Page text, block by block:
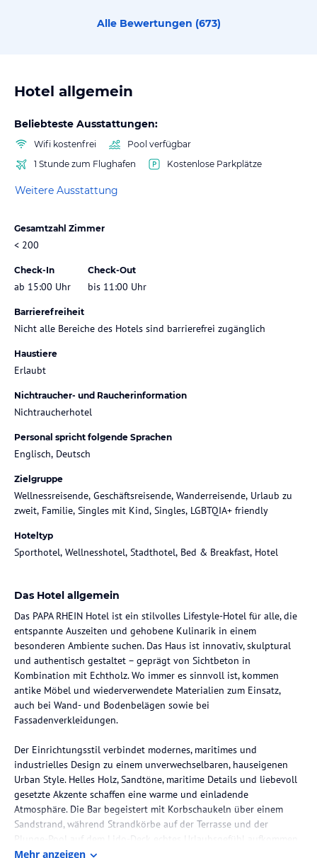
Alle Bewertungen (673)
Hotel allgemein
Beliebteste Ausstattungen:
Wifi kostenfrei
Pool verfügbar
1 Stunde zum Flughafen
Kostenlose Parkplätze
Weitere Ausstattung
Gesamtzahl Zimmer
< 200
Check-In
ab 15:00 Uhr
Check-Out
bis 11:00 Uhr
Barrierefreiheit
Nicht alle Bereiche des Hotels sind barrierefrei zugänglich
Haustiere
Erlaubt
Nichtraucher- und Raucherinformation
Nichtraucherhotel
Personal spricht folgende Sprachen
Englisch, Deutsch
Zielgruppe
Wellnessreisende, Geschäftsreisende, Wanderreisende, Urlaub zu
zweit, Familie, Singles mit Kind, Singles, LGBTQIA+ friendly
Hoteltyp
Sporthotel, Wellnesshotel, Stadthotel, Bed & Breakfast, Hotel
Das Hotel allgemein
Das PAPA RHEIN Hotel ist ein stilvolles Lifestyle-Hotel für alle, die
entspannte Auszeiten und gehobene Kulinarik in einem
besonderen Ambiente suchen. Das Haus ist innovativ, skulptural
und authentisch gestaltet – geprägt von Sichtbeton in
Kombination mit Echtholz. Wo immer es sinnvoll ist, kommen
antike Möbel und wiederverwendete Materialien zum Einsatz,
auch bei Wand- und Bodenbelägen sowie bei
Fassadenverkleidungen.
Der Einrichtungsstil verbindet modernes, maritimes und
industrielles Design zu einem unverwechselbaren, hauseigenen
Urban Style. Helles Holz, Sandtöne, maritime Details und liebevoll
gesetzte Akzente schaffen eine warme und einladende
Atmosphäre. Die Bar begeistert mit Korbschaukeln über einem
Sandstrand, während Strandkörbe auf der Terrasse und der
Plunge-Pool auf dem Lido-Deck echtes Urlaubsgefühl aufkommen
lassen.
Mehr anzeigen